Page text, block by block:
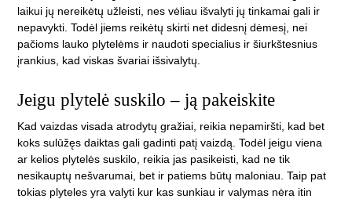
laikui jų nereikėtų užleisti, nes vėliau išvalyti jų tinkamai gali ir
nepavykti. Todėl jiems reikėtų skirti net didesnį dėmesį, nei
pačioms lauko plytelėms ir naudoti specialius ir šiurkštesnius
įrankius, kad viskas švariai išsivalytų.
Jeigu plytelė suskilo – ją pakeiskite
Kad vaizdas visada atrodytų gražiai, reikia nepamiršti, kad bet
koks sulūžęs daiktas gali gadinti patį vaizdą. Todėl jeigu viena
ar kelios plytelės suskilo, reikia jas pasikeisti, kad ne tik
nesikauptų nešvarumai, bet ir patiems būtų maloniau. Taip pat
tokias plyteles yra valyti kur kas sunkiau ir valymas nėra itin